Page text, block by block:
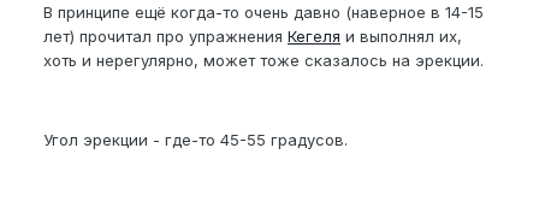
В принципе ещё когда-то очень давно (наверное в 14-15
лет) прочитал про упражнения Кегеля и выполнял их,
хоть и нерегулярно, может тоже сказалось на эрекции.
Угол эрекции - где-то 45-55 градусов.